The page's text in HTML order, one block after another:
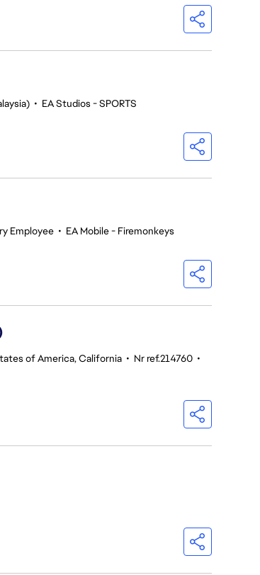
• EA Studios - SPORTS
Employee • EA Mobile - Firemonkeys
of America, California • Nr ref.214760 •